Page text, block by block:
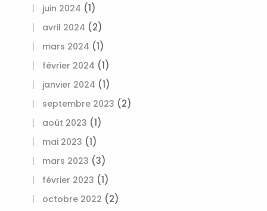
juin 2024 (1)
avril 2024 (2)
mars 2024 (1)
février 2024 (1)
janvier 2024 (1)
septembre 2023 (2)
août 2023 (1)
mai 2023 (1)
mars 2023 (3)
février 2023 (1)
octobre 2022 (2)